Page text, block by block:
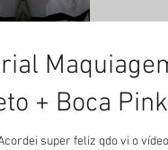
Maquiagem
+ Boca Pink
super feliz qdo vi o vídeo